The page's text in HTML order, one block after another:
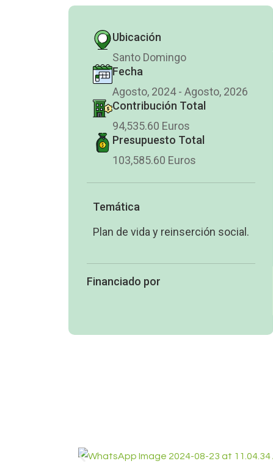
Ubicación
Santo Domingo
Fecha
Agosto, 2024 - Agosto, 2026
Contribución Total
94,535.60 Euros
Presupuesto Total
103,585.60 Euros
Temática
Plan de vida y reinserción social.
Financiado por